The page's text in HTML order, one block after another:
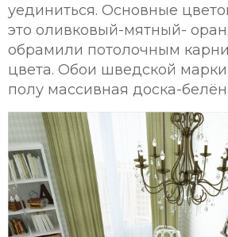
уединиться. Основные
это оливковый-мятный-
обрамили потолочным
цвета. Обои шведской
полу массивная доска-